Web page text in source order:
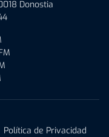
Donostia
Política de Privacidad